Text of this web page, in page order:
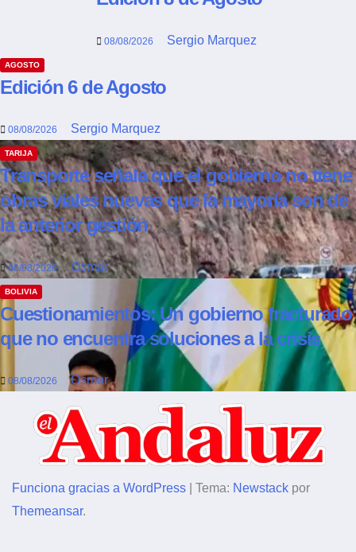
08/08/2026 Sergio Marquez
AGOSTO
Edición 6 de Agosto
08/08/2026 Sergio Marquez
TARIJA
Transporte señala que el gobierno no tiene
obras viales nuevas que la mayoría son de
la anterior gestión
08/08/2026 Osmar
BOLIVIA
Cuestionamientos: Un gobierno fracturado
que no encuentra soluciones a la crisis
08/08/2026 Osmar
Funciona gracias a WordPress Tema: Newstack por
Themeansar.